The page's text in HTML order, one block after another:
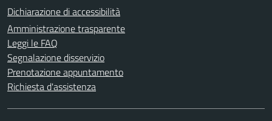
Dichiarazione di accessibilità
Amministrazione trasparente
Leggi le FAQ
Segnalazione disservizio
Prenotazione appuntamento
Richiesta d'assistenza